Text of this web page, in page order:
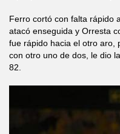
Ferro cortó con falta rápido
atacó enseguida y Orresta
fue rápido hacia el otro aro,
con otro uno de dos, le dio
82.